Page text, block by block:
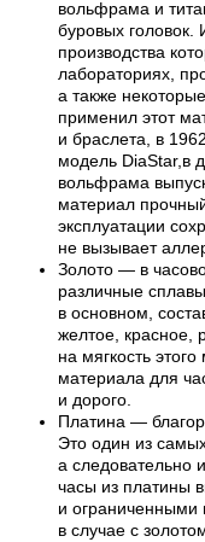
вольфрама и
буровых головок.
производства
лабораториях,
а также
применил этот
и браслета, в
модель DiaStar,в
вольфрама
материал
эксплуатации
не вызывает
Золото — в
различные
в основном,
желтое, красное,
на мягкость
материала для
и дорого.
Платина —
Это один из
а следовательно
часы из платины
и ограниченными
в случае с